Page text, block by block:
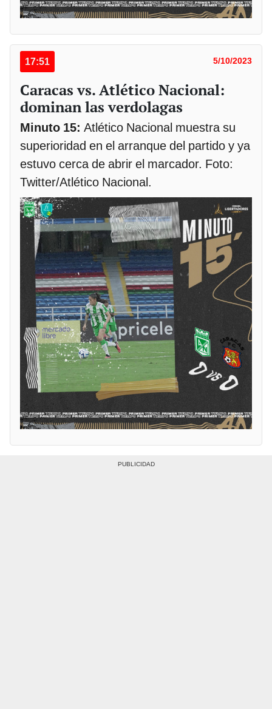
17:51 5/10/2023
Caracas vs. Atlético Nacional:
dominan las verdolagas
Minuto 15: Atlético Nacional muestra su
superioridad en el arranque del partido y ya
estuvo cerca de abrir el marcador. Foto:
Twitter/Atlético Nacional.